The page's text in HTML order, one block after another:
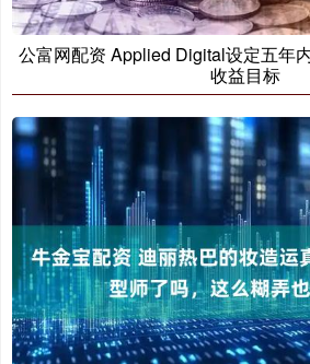
公富网配资 Applied Digital设定五年
收益目标